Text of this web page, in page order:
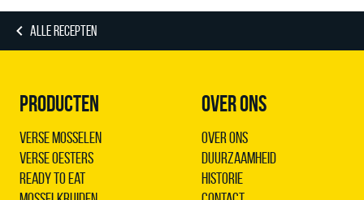
ALLE RECEPTEN
PRODUCTEN
Verse Mosselen
Verse Oesters
Ready to Eat
OVER ONS
Over ons
Duurzaamheid
Historie